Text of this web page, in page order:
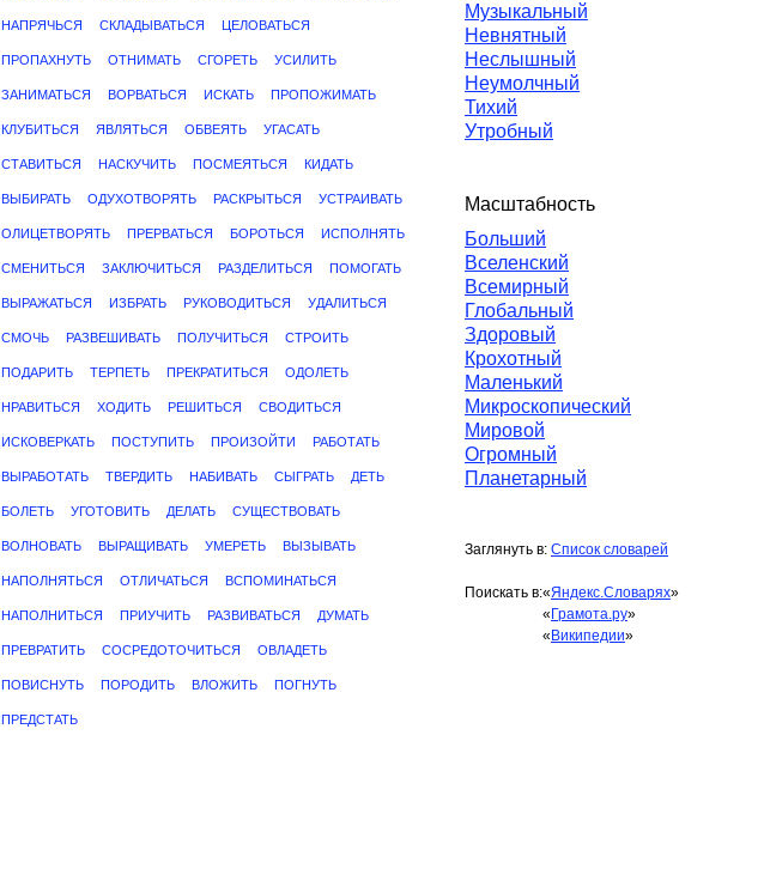
НАПРЯЧЬСЯ СКЛАДЫВАТЬСЯ ЦЕЛОВАТЬСЯ
ПРОПАХНУТЬ ОТНИМАТЬ СГОРЕТЬ УСИЛИТЬ
ЗАНИМАТЬСЯ ВОРВАТЬСЯ ИСКАТЬ ПРОПОЖИМАТЬ
КЛУБИТЬСЯ ЯВЛЯТЬСЯ ОБВЕЯТЬ УГАСАТЬ
СТАВИТЬСЯ НАСКУЧИТЬ ПОСМЕЯТЬСЯ КИДАТЬ
ВЫБИРАТЬ ОДУХОТВОРЯТЬ РАСКРЫТЬСЯ УСТРАИВАТЬ
ОЛИЦЕТВОРЯТЬ ПРЕРВАТЬСЯ БОРОТЬСЯ ИСПОЛНЯТЬ
СМЕНИТЬСЯ ЗАКЛЮЧИТЬСЯ РАЗДЕЛИТЬСЯ ПОМОГАТЬ
ВЫРАЖАТЬСЯ ИЗБРАТЬ РУКОВОДИТЬСЯ УДАЛИТЬСЯ
СМОЧЬ РАЗВЕШИВАТЬ ПОЛУЧИТЬСЯ СТРОИТЬ
ПОДАРИТЬ ТЕРПЕТЬ ПРЕКРАТИТЬСЯ ОДОЛЕТЬ
НРАВИТЬСЯ ХОДИТЬ РЕШИТЬСЯ СВОДИТЬСЯ
ИСКОВЕРКАТЬ ПОСТУПИТЬ ПРОИЗОЙТИ РАБОТАТЬ
ВЫРАБОТАТЬ ТВЕРДИТЬ НАБИВАТЬ СЫГРАТЬ ДЕТЬ
БОЛЕТЬ УГОТОВИТЬ ДЕЛАТЬ СУЩЕСТВОВАТЬ
ВОЛНОВАТЬ ВЫРАЩИВАТЬ УМЕРЕТЬ ВЫЗЫВАТЬ
НАПОЛНЯТЬСЯ ОТЛИЧАТЬСЯ ВСПОМИНАТЬСЯ
НАПОЛНИТЬСЯ ПРИУЧИТЬ РАЗВИВАТЬСЯ ДУМАТЬ
ПРЕВРАТИТЬ СОСРЕДОТОЧИТЬСЯ ОВЛАДЕТЬ
ПОВИСНУТЬ ПОРОДИТЬ ВЛОЖИТЬ ПОГНУТЬ
ПРЕДСТАТЬ
Музыкальный
Невнятный
Неслышный
Неумолчный
Тихий
Утробный
Масштабность
Больший
Вселенский
Всемирный
Глобальный
Здоровый
Крохотный
Маленький
Микроскопический
Мировой
Огромный
Планетарный
Заглянуть в: Список словарей
Поискать в:«Яндекс.Словарях»
« Грамота.ру»
« Википедии»